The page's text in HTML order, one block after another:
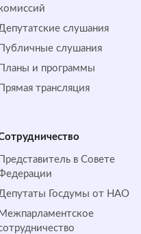
слушания
Публичные слушания
Планы и программы
Прямая трансляция
Представитель в Совете
Госдумы от НАО
Межпарламентское